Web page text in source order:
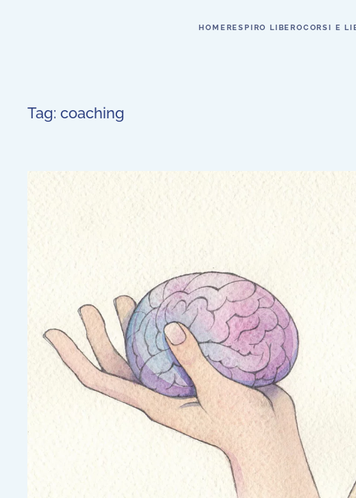
HOME RESPIRO LIBEROCORSI E
Tag: coaching